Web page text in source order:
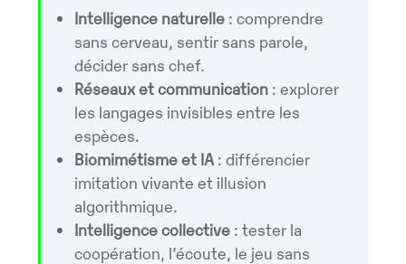
Intelligence naturelle : comprendre
sans cerveau, sentir sans parole,
décider sans chef.
Réseaux et communication : explorer
les langages invisibles entre les
espèces.
Biomimétisme et IA : différencier
imitation vivante et illusion
algorithmique.
Intelligence collective : tester la
coopération, l’écoute, le jeu sans